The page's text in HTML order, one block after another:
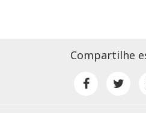
Compartilhe